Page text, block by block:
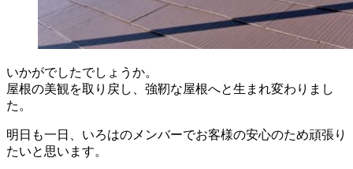
いかがでしたでしょうか。
屋根の美観を取り戻し、強靭な屋根へと生まれ変わりまし
た。
明日も一日、いろはのメンバーでお客様の安心のため頑張り
たいと思います。